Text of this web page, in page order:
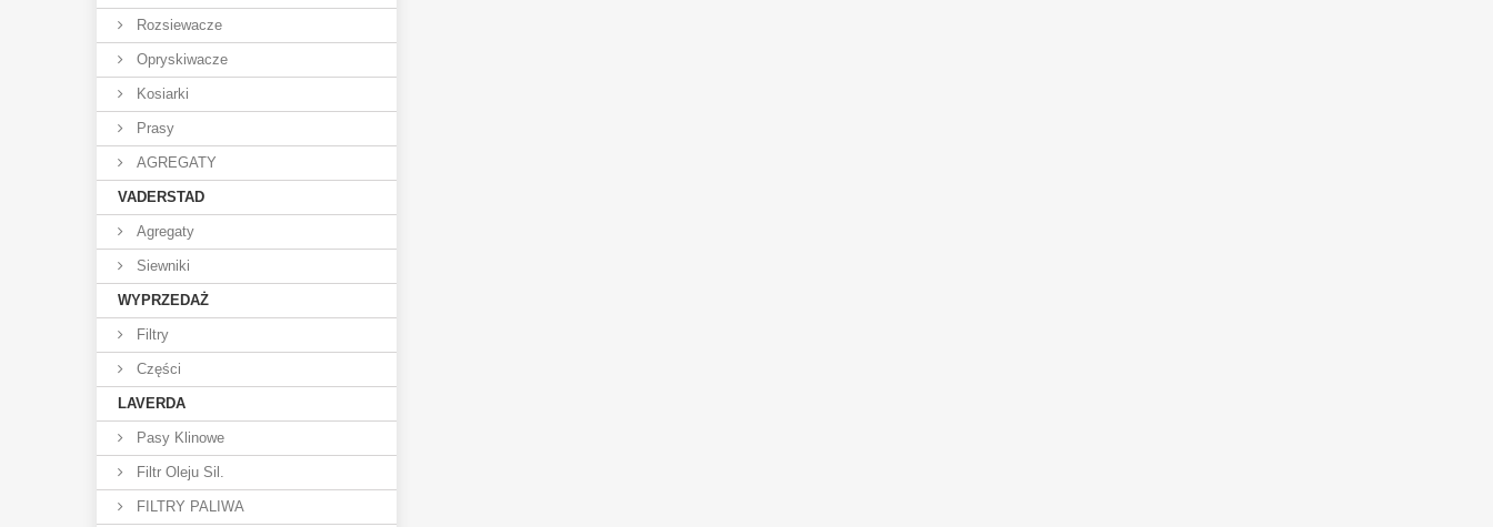
Rozsiewacze
Opryskiwacze
Kosiarki
Prasy
AGREGATY
VADERSTAD
Agregaty
Siewniki
WYPRZEDAŻ
Filtry
Części
LAVERDA
Pasy Klinowe
Filtr Oleju Sil.
FILTRY PALIWA